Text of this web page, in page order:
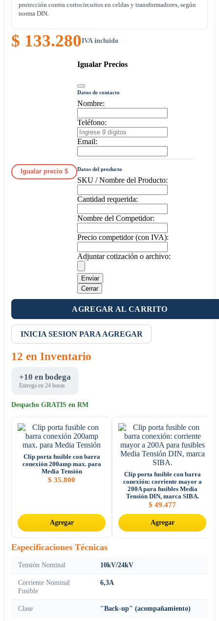
protección contra cortocircuitos en celdas y transformadores, según
norma DIN.
$ 133.280IVA incluido
Igualar precio $
Igualar Precios
Datos de contacto
Nombre:
Teléfono:
Email:
Datos del producto
SKU / Nombre del Producto:
Cantidad requerida:
Nombre del Competidor:
Precio competidor (con IVA):
Adjuntar cotización o archivo:
Enviar
Cerrar
AGREGAR AL CARRITO
INICIA SESION PARA AGREGAR
12 en Inventario
+10 en bodega
Entrega en 24 horas
Despacho GRATIS en RM
Clip porta fusible con barra
conexión 200amp max. para
Media Tensión
$ 35.800
Agregar
Clip porta fusible con barra
conexión: corriente mayor a
200A para fusibles Media
Tensión DIN, marca SIBA.
$ 49.477
Agregar
Especificaciones Técnicas
Tensión Nominal 10kV/24kV
Corriente Nominal
Fusible
6,3A
Clase "Back-up" (acompañamiento)